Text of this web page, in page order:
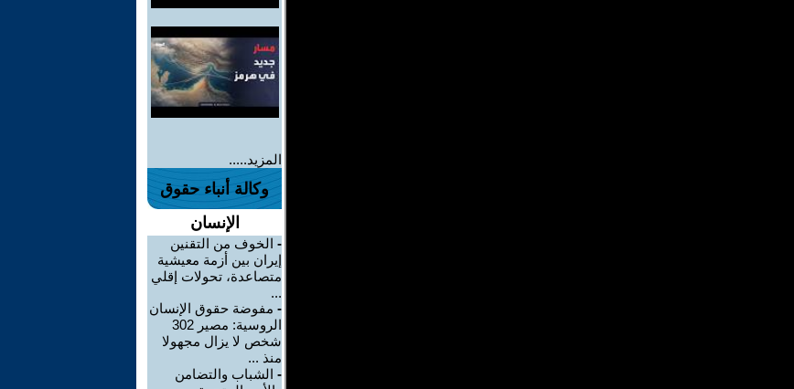
المزيد.....
وكالة أنباء حقوق
الإنسان
- الخوف من التقنين
إيران بين أزمة معيشية
متصاعدة، تحولات إقلي
...
- مفوضة حقوق الإنسان
الروسية: مصير 302
شخص لا يزال مجهولا
منذ ...
- الشباب والتضامن